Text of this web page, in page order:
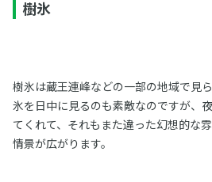
樹氷
樹氷は蔵王連峰などの一部の地域で見
氷を日中に見るのも素敵なのですが、
てくれて、それもまた違った幻想的な
情景が広がります。